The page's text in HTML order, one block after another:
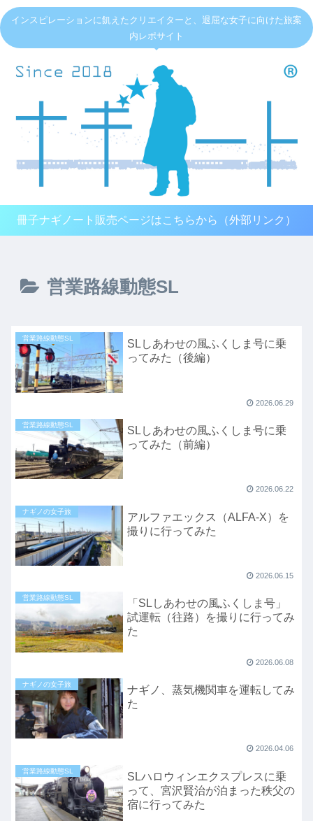
インスピレーションに飢えたクリエイターと、退屈な女子に向けた旅案
内レポサイト
冊子ナギノート販売ページはこちらから（外部リンク）
営業路線動態SL
営業路線動態SL
SLしあわせの風ふくしま号に乗
ってみた（後編）
2026.06.29
営業路線動態SL
SLしあわせの風ふくしま号に乗
ってみた（前編）
2026.06.22
ナギノの女子旅
アルファエックス（ALFA-X）を
撮りに行ってみた
2026.06.15
営業路線動態SL
「SLしあわせの風ふくしま号」
試運転（往路）を撮りに行ってみ
た
2026.06.08
ナギノの女子旅
ナギノ、蒸気機関車を運転してみ
た
2026.04.06
営業路線動態SL
SLハロウィンエクスプレスに乗
って、宮沢賢治が泊まった秩父の
宿に行ってみた